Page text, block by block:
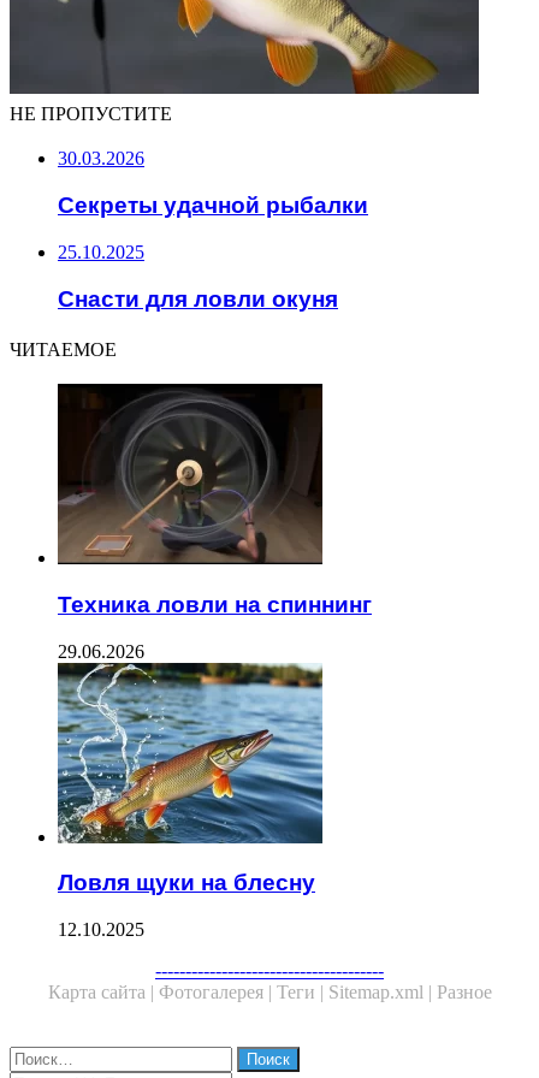
НЕ ПРОПУСТИТЕ
30.03.2026
Секреты удачной рыбалки
25.10.2025
Снасти для ловли окуня
ЧИТАЕМОЕ
Техника ловли на спиннинг
29.06.2026
Ловля щуки на блесну
12.10.2025
--------------------------------------
Карта сайта | Фотогалерея | Теги | Sitemap.xml | Разное
Close
Найти: